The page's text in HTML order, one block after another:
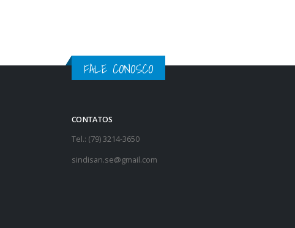
FALE CONOSCO
CONTATOS
Tel.: (79) 3214-3650
sindisan.se@gmail.com